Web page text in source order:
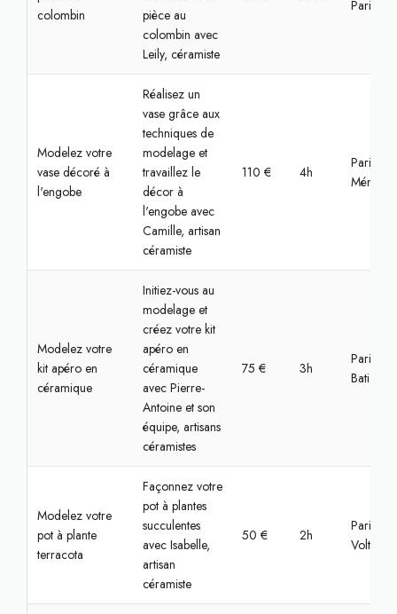
colombin
pièce au
colombin avec
Leily, céramiste
Paris
Modelez votre
vase décoré à
l'engobe
Réalisez un
vase grâce aux
techniques de
modelage et
travaillez le
décor à
l'engobe avec
Camille, artisan
céramiste
110 € 4h
Paris,
Modelez votre
kit apéro en
céramique
Initiez-vous au
modelage et
créez votre kit
apéro en
céramique
avec Pierre-
Antoine et son
équipe, artisans
céramistes
75 € 3h
Paris,
Modelez votre
pot à plante
terracota
Façonnez votre
pot à plantes
succulentes
avec Isabelle,
artisan
céramiste
50 € 2h
Paris,
Voltaire